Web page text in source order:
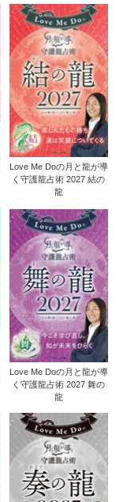
Love Me Doの月と龍が導
く守護龍占術 2027 結の
龍
Love Me Doの月と龍が導
く守護龍占術 2027 舞の
龍